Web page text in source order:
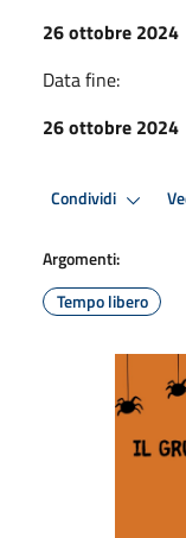
26 ottobre 2024
Data fine:
26 ottobre 2024
Condividi
Argomenti:
Tempo libero